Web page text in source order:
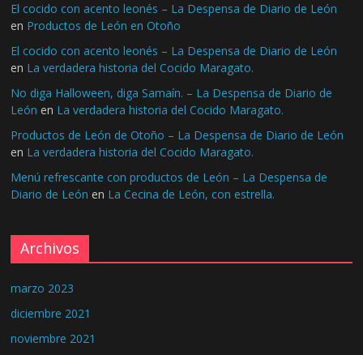
El cocido con acento leonés – La Despensa de Diario de León
en Productos de León en Otoño
El cocido con acento leonés – La Despensa de Diario de León
en La verdadera historia del Cocido Maragato.
No diga Halloween, diga Samaín. – La Despensa de Diario de
León en La verdadera historia del Cocido Maragato.
Productos de León de Otoño – La Despensa de Diario de León
en La verdadera historia del Cocido Maragato.
Menú refrescante con productos de León – La Despensa de
Diario de León en La Cecina de León, con estrella.
Archivos
marzo 2023
diciembre 2021
noviembre 2021